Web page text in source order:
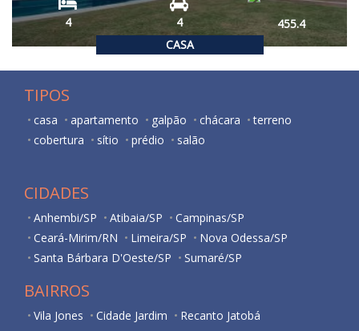
CASA
4 4 455.4
TIPOS
casa apartamento galpão chácara
terreno
cobertura
sítio prédio salão
CIDADES
Anhembi/SP Atibaia/SP
Campinas/SP
Ceará-Mirim/RN
Limeira/SP
Nova Odessa/SP
Santa Bárbara D'Oeste/SP
Sumaré/SP
BAIRROS
Vila Jones Cidade Jardim
Recanto Jatobá